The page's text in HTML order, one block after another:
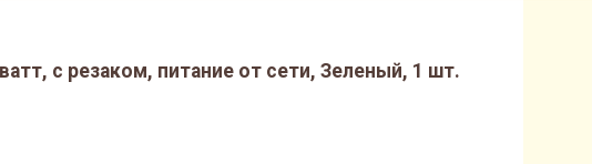
с резаком, питание от сети, Зеленый, 1 шт.